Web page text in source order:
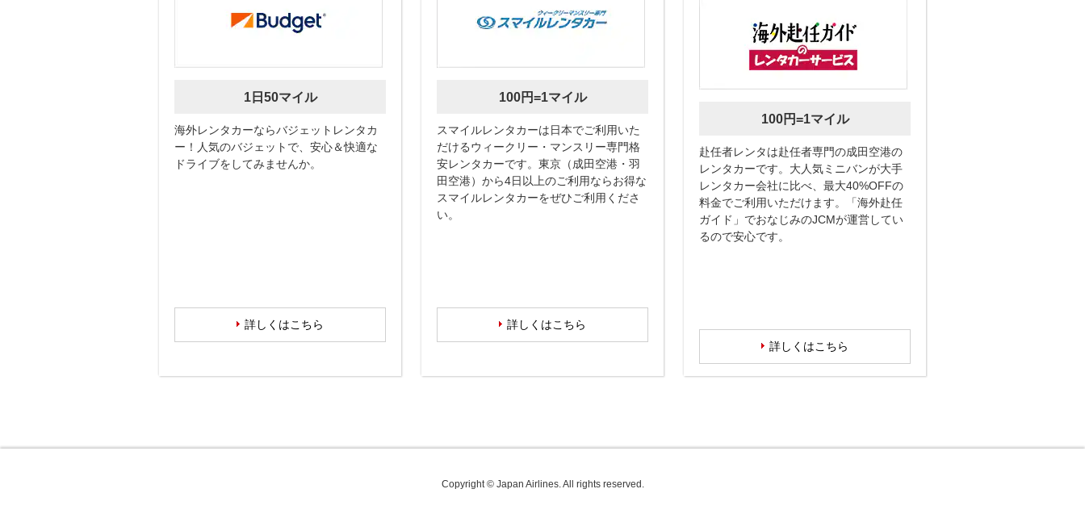
1日50マイル
海外レンタカーならバジェットレンタカ
ー！人気のバジェットで、安心＆快適な
ドライブをしてみませんか。
詳しくはこちら
100円=1マイル
スマイルレンタカーは日本でご利用いた
だけるウィークリー・マンスリー専門格
安レンタカーです。東京（成田空港・羽
田空港）から4日以上のご利用ならお得な
スマイルレンタカーをぜひご利用くださ
い。
詳しくはこちら
100円=1マイル
赴任者レンタは赴任者専門の成田空港の
レンタカーです。大人気ミニバンが大手
レンタカー会社に比べ、最大40%OFFの
料金でご利用いただけます。「海外赴任
ガイド」でおなじみのJCMが運営してい
るので安心です。
詳しくはこちら
Copyright © Japan Airlines. All rights reserved.